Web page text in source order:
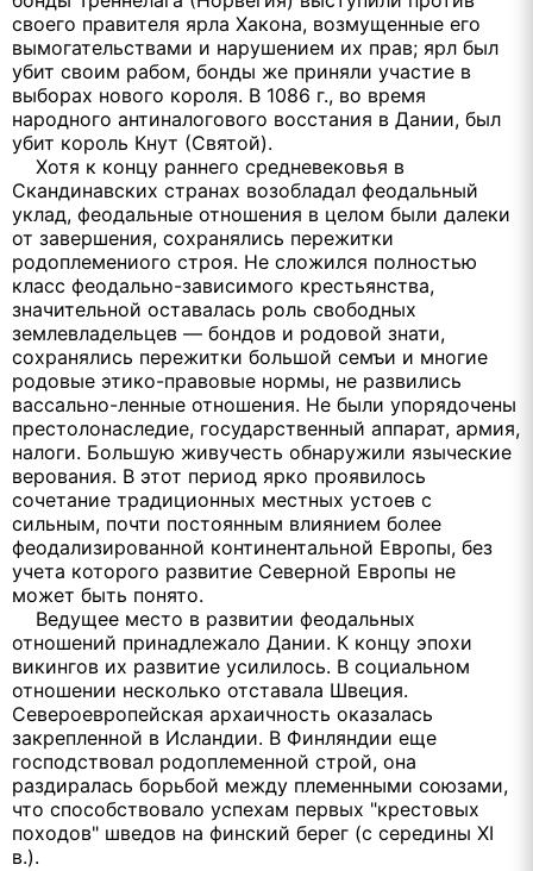
своего правителя ярла Хакона, возмущенные его
вымогательствами и нарушением их прав; ярл был
убит своим рабом, бонды же приняли участие в
выборах нового короля. В 1086 г., во время
народного антиналогового восстания в Дании, был
убит король Кнут (Святой).
Хотя к концу раннего средневековья в
Скандинавских странах возобладал феодальный
уклад, феодальные отношения в целом были далеки
от завершения, сохранялись пережитки
родоплемениого строя. Не сложился полностью
класс феодально-зависимого крестьянства,
значительной оставалась роль свободных
землевладельцев — бондов и родовой знати,
сохранялись пережитки большой семъи и многие
родовые этико-правовые нормы, не развились
вассально-ленные отношения. Не были упорядочены
престолонаследие, государственный аппарат, армия,
налоги. Большую живучесть обнаружили языческие
верования. В этот период ярко проявилось
сочетание традиционных местных устоев с
сильным, почти постоянным влиянием более
феодализированной континентальной Европы, без
учета которого развитие Северной Европы не
может быть понято.
Ведущее место в развитии феодальных
отношений принадлежало Дании. К концу эпохи
викингов их развитие усилилось. В социальном
отношении несколько отставала Швеция.
Североевропейская архаичность оказалась
закрепленной в Исландии. В Финляндии еще
господствовал родоплеменной строй, она
раздиралась борьбой между племенными союзами,
что способствовало успехам первых "крестовых
походов" шведов на финский берег (с середины XI
в.).